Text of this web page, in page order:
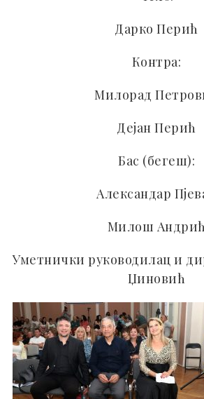
Дарко Перић
Контра:
Милорад
Дејан Перић
Бас (бегеш):
Александар
Милош
Уметнички руководилац и
Џиновић